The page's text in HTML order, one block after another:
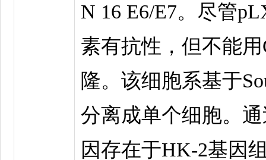
N 16 E6/E7。尽管
素有抗性，但不能
隆。该细胞系基于
分离成单个细胞。
因存在于HK-2基因